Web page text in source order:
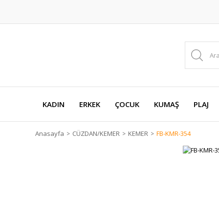
KADIN ERKEK ÇOCUK KUMAŞ PLAJ
Anasayfa CÜZDAN/KEMER KEMER FB-KMR-354